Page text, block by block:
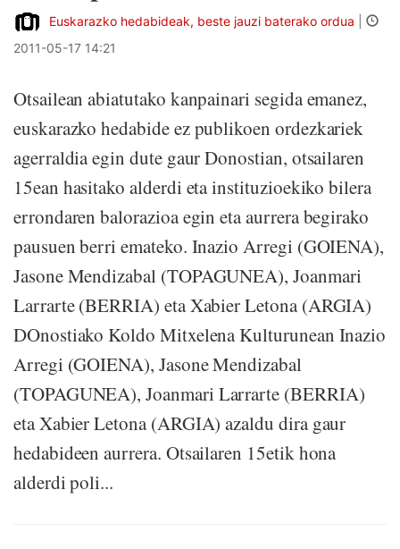
Euskarazko hedabideak, beste jauzi baterako ordua
2011-05-17 14:21
Otsailean abiatutako kanpainari segida emanez,
euskarazko hedabide ez publikoen ordezkariek
agerraldia egin dute gaur Donostian, otsailaren
15ean hasitako alderdi eta instituzioekiko bilera
errondaren balorazioa egin eta aurrera begirako
pausuen berri emateko. Inazio Arregi (GOIENA),
Jasone Mendizabal (TOPAGUNEA), Joanmari
Larrarte (BERRIA) eta Xabier Letona (ARGIA)
DOnostiako Koldo Mitxelena Kulturunean Inazio
Arregi (GOIENA), Jasone Mendizabal
(TOPAGUNEA), Joanmari Larrarte (BERRIA)
eta Xabier Letona (ARGIA) azaldu dira gaur
hedabideen aurrera. Otsailaren 15etik hona
alderdi poli...